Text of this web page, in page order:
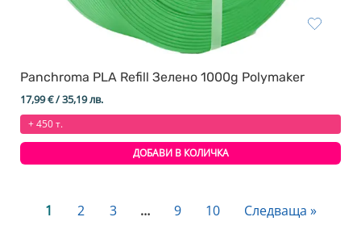
Panchroma PLA Refill Зелено 1000g Polymaker
17,99€/ 35,19 лв.
+ 450 т.
ДОБАВИ В КОЛИЧКА
1 2 3 … 9 10 Следваща »